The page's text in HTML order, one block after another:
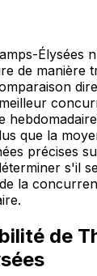
Élysées
de manière
que la
précises
s'il
la
de